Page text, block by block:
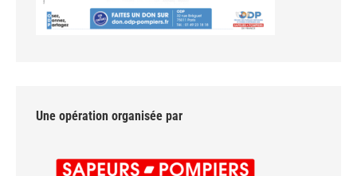
Une opération organisée par